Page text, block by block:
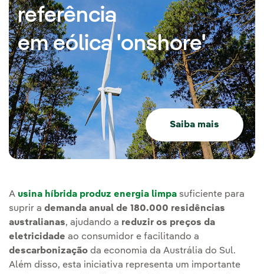
referência
em eólica 'onshore'
Saiba mais
A usina híbrida produz energia limpa suficiente para
suprir a demanda anual de 180.000 residências
australianas, ajudando a reduzir os preços da
eletricidade ao consumidor e facilitando a
descarbonização da economia da Austrália do Sul.
Além disso, esta iniciativa representa um importante